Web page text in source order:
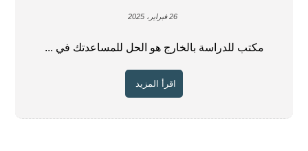
26 فبراير، 2025
مكتب للدراسة بالخارج هو الحل للمساعدتك في ...
اقرأ المزيد